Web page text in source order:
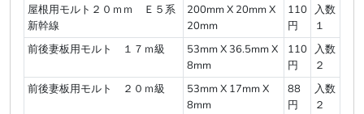
屋根用モルト２０ｍｍ Ｅ５系
新幹線
200mm X 20mm X
20mm
110
円
入数
１
前後妻板用モルト １７ｍ級
53mm X 36.5mm X
8mm
110
円
入数
２
前後妻板用モルト ２０ｍ級
53mm X 17mm X
8mm
88
円
入数
２